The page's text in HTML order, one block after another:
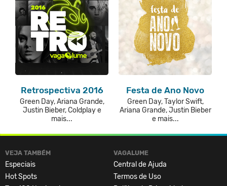
Retrospectiva 2016
Green Day, Ariana Grande,
Justin Bieber, Coldplay e
mais...
Festa de Ano Novo
Green Day, Taylor Swift,
Ariana Grande, Justin Bieber
e mais...
VEJA TAMBÉM
Especiais
Hot Spots
VAGALUME
Central de Ajuda
Termos de Uso